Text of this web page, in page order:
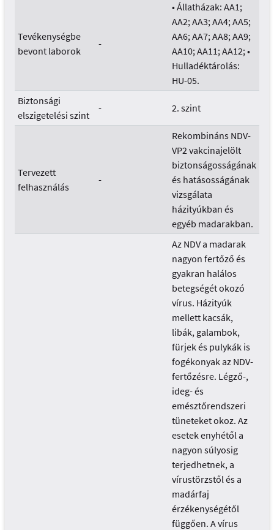
Tevékenységbe
bevont laborok
-
• Állatházak: AA1;
AA2; AA3; AA4; AA5;
AA6; AA7; AA8; AA9;
AA10; AA11; AA12; •
Hulladéktárolás:
HU-05.
Biztonsági
elszigetelési szint
- 2. szint
Tervezett
felhasználás
-
Rekombináns NDV-
VP2 vakcinajelölt
biztonságosságának
és hatásosságának
vizsgálata
házityúkban és
egyéb madarakban.
Az NDV a madarak
nagyon fertőző és
gyakran halálos
betegségét okozó
vírus. Házityúk
mellett kacsák,
libák, galambok,
fürjek és pulykák is
fogékonyak az NDV-
fertőzésre. Légző-,
ideg- és
emésztőrendszeri
tüneteket okoz. Az
esetek enyhétől a
nagyon súlyosig
terjedhetnek, a
vírustörzstől és a
madárfaj
érzékenységétől
függően. A vírus